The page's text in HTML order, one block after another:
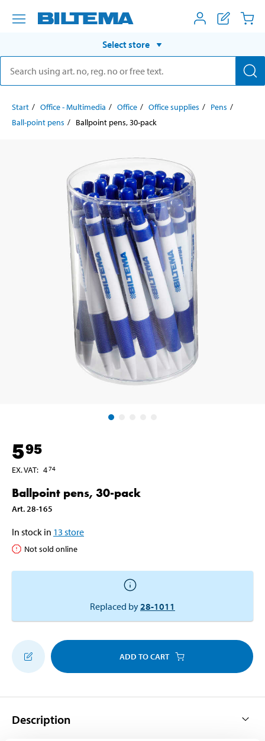
Select store
Start Office - Multimedia Office Office supplies
Pens
Ball-point pens
Ballpoint pens, 30-pack
595
EX. VAT: 474
Ballpoint pens, 30-pack
Art. 28-165
In stock in 13 store
Not sold online
Replaced by28-1011
ADD TO CART
Description